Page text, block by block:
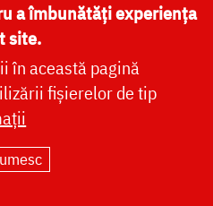
a îmbunătăți experiența
site.
în această pagină
fișierelor de tip